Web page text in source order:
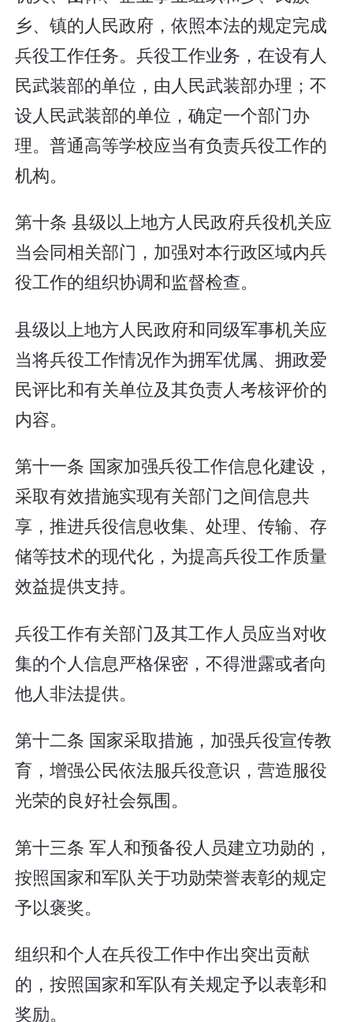
乡、镇的人民政府，依照本法的规定完成
兵役工作任务。兵役工作业务，在设有人
民武装部的单位，由人民武装部办理；不
设人民武装部的单位，确定一个部门办
理。普通高等学校应当有负责兵役工作的
机构。
第十条 县级以上地方人民政府兵役机关应
当会同相关部门，加强对本行政区域内兵
役工作的组织协调和监督检查。
县级以上地方人民政府和同级军事机关应
当将兵役工作情况作为拥军优属、拥政爱
民评比和有关单位及其负责人考核评价的
内容。
第十一条 国家加强兵役工作信息化建设，
采取有效措施实现有关部门之间信息共
享，推进兵役信息收集、处理、传输、存
储等技术的现代化，为提高兵役工作质量
效益提供支持。
兵役工作有关部门及其工作人员应当对收
集的个人信息严格保密，不得泄露或者向
他人非法提供。
第十二条 国家采取措施，加强兵役宣传教
育，增强公民依法服兵役意识，营造服役
光荣的良好社会氛围。
第十三条 军人和预备役人员建立功勋的，
按照国家和军队关于功勋荣誉表彰的规定
予以褒奖。
组织和个人在兵役工作中作出突出贡献
的，按照国家和军队有关规定予以表彰和
奖励。